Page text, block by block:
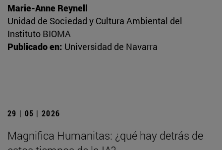
Marie-Anne Reynell
Unidad de Sociedad y Cultura Ambiental del
Instituto BIOMA
Publicado en: Universidad de Navarra
29 | 05 | 2026
Magnifica Humanitas: ¿qué hay detrás de